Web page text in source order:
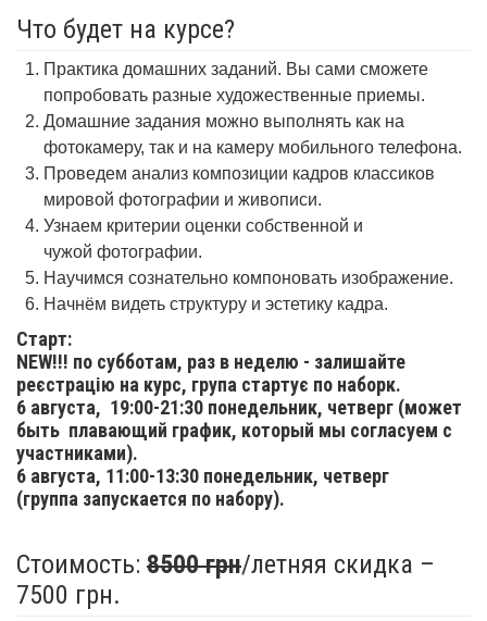
Что будет на курсе?
Практика домашних заданий. Вы сами сможете
попробовать разные художественные приемы.
Домашние задания можно выполнять как на
фотокамеру, так и на камеру мобильного телефона.
Проведем анализ композиции кадров классиков
мировой фотографии и живописи.
Узнаем критерии оценки собственной и
чужой фотографии.
Научимся сознательно компоновать изображение.
Начнём видеть структуру и эстетику кадра.
Старт:
NEW!!! по субботам, раз в неделю - залишайте
реєстрацію на курс, група стартує по наборк.
6 августа, 19:00-21:30 понедельник, четверг (может
быть плавающий график, который мы согласуем с
участниками).
6 августа, 11:00-13:30 понедельник, четверг
(группа запускается по набору).
Стоимость: 8500 грн/летняя скидка –
7500 грн.